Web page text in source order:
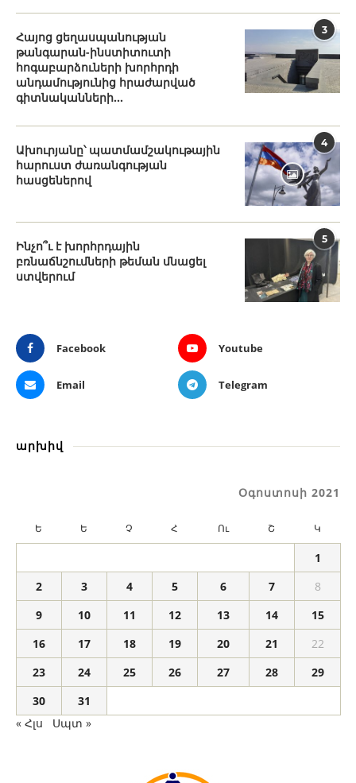
3
Հայոց ցեղասպանության
թանգարան-ինստիտուտի
հոգաբարձուների խորհրդի
անդամությունից հրաժարված
գիտնականների...
4
Ախուրյանը՝ պատմամշակութային
հարուստ ժառանգության
հասցեներով
5
Ինչո՞ւ է խորհրդային
բռնաճնշումների թեման մնացել
ստվերում
Facebook Youtube
Email Telegram
արխիվ
Օգոստոսի 2021
Ե Ե Չ Հ Ու Շ Կ
1
2
3 4 5 6 7
8
9
10 11 12 13 14
15
16
17 18 19 20 21
22
23
24 25 26 27 28
29
30
31
« Հլս
Սպտ »